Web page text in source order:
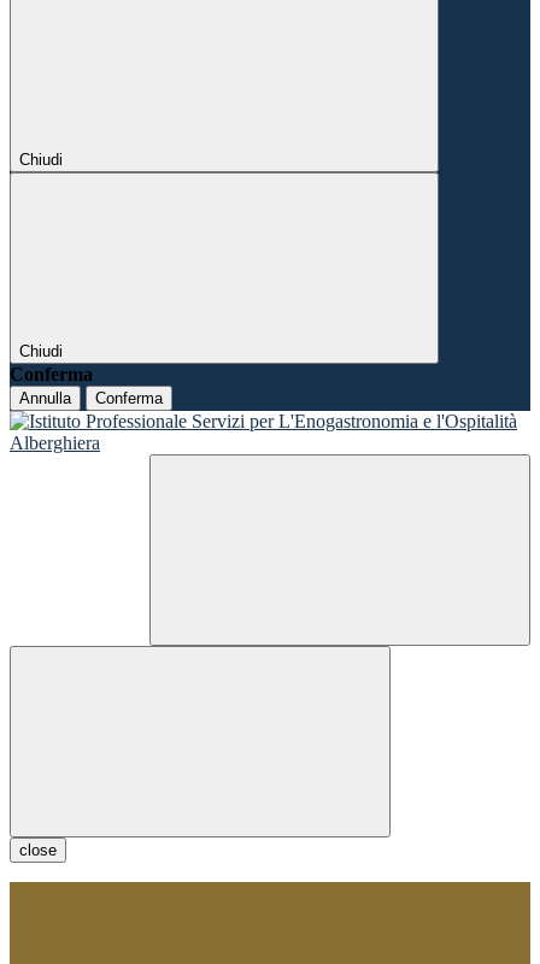
Chiudi
Chiudi
Conferma
Annulla Conferma
close